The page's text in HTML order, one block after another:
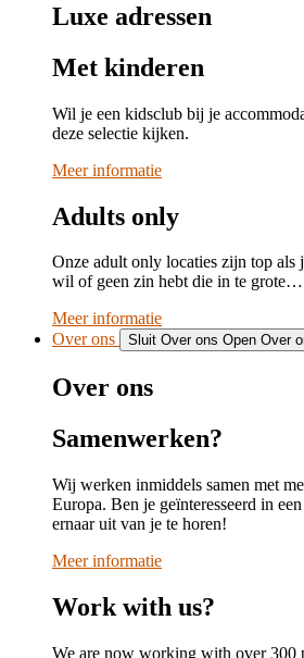
Luxe adressen
Met kinderen
Wil je een kidsclub bij je
deze selectie kijken.
Meer informatie
Adults only
Onze adult only locaties zijn top als
wil of geen zin hebt die in te grote…
Meer informatie
Over ons
Sluit Over ons Open Over
Over ons
Samenwerken?
Wij werken inmiddels samen met
Europa. Ben je geïnteresseerd in
ernaar uit van je te horen!
Meer informatie
Work with us?
We are now working with over 300